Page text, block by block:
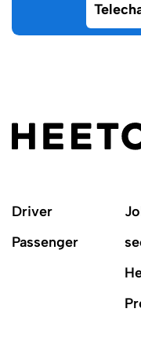
Driver
Passenger